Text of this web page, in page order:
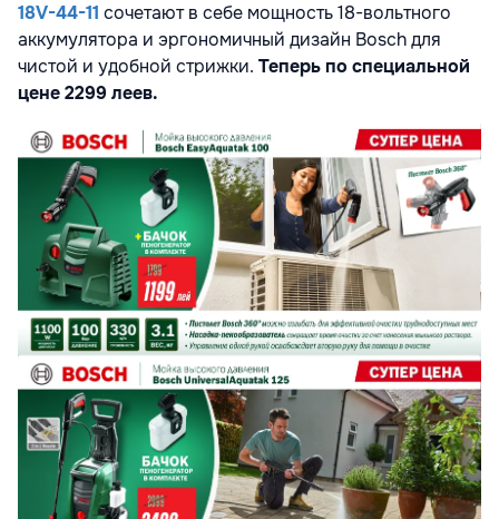
18V-44-11 сочетают в себе мощность 18-вольтного
аккумулятора и эргономичный дизайн Bosch для
чистой и удобной стрижки. Теперь по специальной
цене 2299 леев.